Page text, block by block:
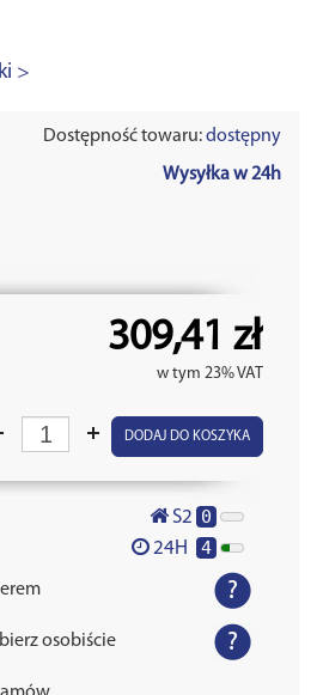
>
Dostępność towaru:dostępny
Wysyłka w 24h
309,41 zł
w tym 23% VAT
DODAJ DO KOSZYKA
S2 0
24H 4
osobiście